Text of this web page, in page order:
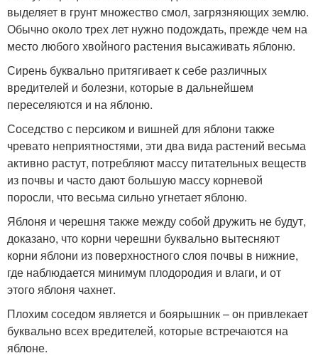
выделяет в грунт множество смол, загрязняющих землю.
Обычно около трех лет нужно подождать, прежде чем на
место любого хвойного растения высаживать яблоню.
Сирень буквально притягивает к себе различных
вредителей и болезни, которые в дальнейшем
переселяются и на яблоню.
Соседство с персиком и вишней для яблони также
чревато неприятностями, эти два вида растений весьма
активно растут, потребляют массу питательных веществ
из почвы и часто дают большую массу корневой
поросли, что весьма сильно угнетает яблоню.
Яблоня и черешня также между собой дружить не будут,
доказано, что корни черешни буквально вытесняют
корни яблони из поверхностного слоя почвы в нижние,
где наблюдается минимум плодородия и влаги, и от
этого яблоня чахнет.
Плохим соседом является и боярышник – он привлекает
буквально всех вредителей, которые встречаются на
яблоне.